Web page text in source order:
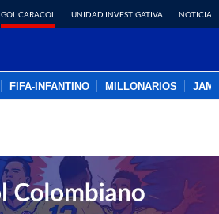
GOL CARACOL UNIDAD INVESTIGATIVA NOTICIAS
FIFA-INFANTINO MILLONARIOS